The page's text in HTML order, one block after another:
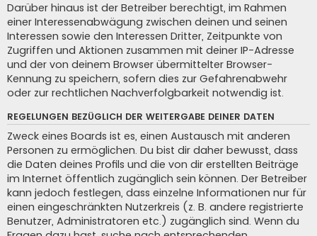
Darüber hinaus ist der Betreiber berechtigt, im Rahmen
einer Interessenabwägung zwischen deinen und seinen
Interessen sowie den Interessen Dritter, Zeitpunkte von
Zugriffen und Aktionen zusammen mit deiner IP-Adresse
und der von deinem Browser übermittelter Browser-
Kennung zu speichern, sofern dies zur Gefahrenabwehr
oder zur rechtlichen Nachverfolgbarkeit notwendig ist.
REGELUNGEN BEZÜGLICH DER WEITERGABE DEINER DATEN
Zweck eines Boards ist es, einen Austausch mit anderen
Personen zu ermöglichen. Du bist dir daher bewusst, dass
die Daten deines Profils und die von dir erstellten Beiträge
im Internet öffentlich zugänglich sein können. Der Betreiber
kann jedoch festlegen, dass einzelne Informationen nur für
einen eingeschränkten Nutzerkreis (z. B. andere registrierte
Benutzer, Administratoren etc.) zugänglich sind. Wenn du